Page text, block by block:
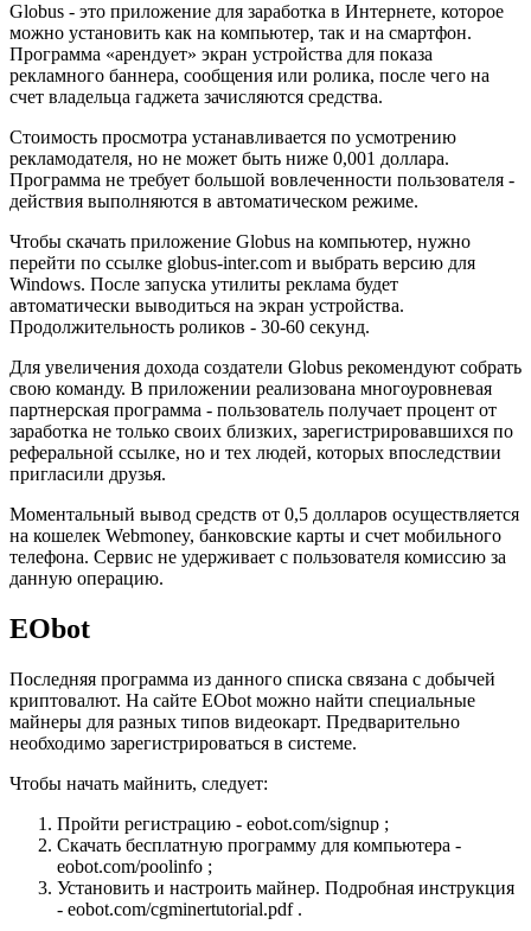
Globus - это приложение для заработка в Интернете, которое
можно установить как на компьютер, так и на смартфон.
Программа «арендует» экран устройства для показа
рекламного баннера, сообщения или ролика, после чего на
счет владельца гаджета зачисляются средства.
Стоимость просмотра устанавливается по усмотрению
рекламодателя, но не может быть ниже 0,001 доллара.
Программа не требует большой вовлеченности пользователя -
действия выполняются в автоматическом режиме.
Чтобы скачать приложение Globus на компьютер, нужно
перейти по ссылке globus-inter.com и выбрать версию для
Windows. После запуска утилиты реклама будет
автоматически выводиться на экран устройства.
Продолжительность роликов - 30-60 секунд.
Для увеличения дохода создатели Globus рекомендуют собрать
свою команду. В приложении реализована многоуровневая
партнерская программа - пользователь получает процент от
заработка не только своих близких, зарегистрировавшихся по
реферальной ссылке, но и тех людей, которых впоследствии
пригласили друзья.
Моментальный вывод средств от 0,5 долларов осуществляется
на кошелек Webmoney, банковские карты и счет мобильного
телефона. Сервис не удерживает с пользователя комиссию за
данную операцию.
EObot
Последняя программа из данного списка связана с добычей
криптовалют. На сайте EObot можно найти специальные
майнеры для разных типов видеокарт. Предварительно
необходимо зарегистрироваться в системе.
Чтобы начать майнить, следует:
Пройти регистрацию - eobot.com/signup ;
Скачать бесплатную программу для компьютера -
eobot.com/poolinfo ;
Установить и настроить майнер. Подробная инструкция
- eobot.com/cgminertutorial.pdf .